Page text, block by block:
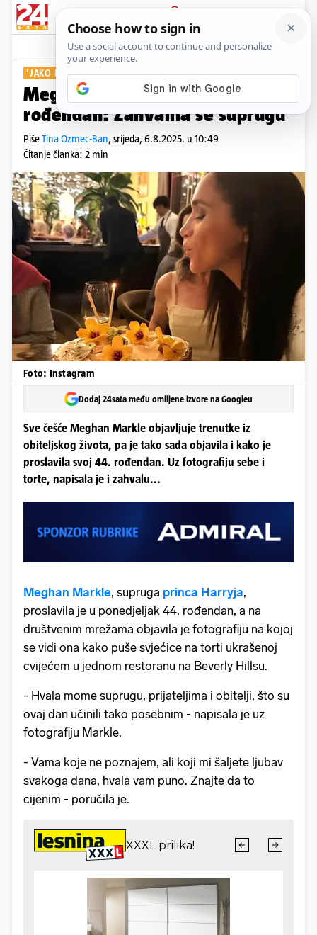
PRIJAVA
Show Komentari
'JAKO POSEBNO'
Meghan Markle proslavila 44.
rođendan: Zahvalila se suprugu
PišeTina Ozmec-Ban, srijeda, 6.8.2025. u 10:49
Čitanje članka: 2 min
Foto: Instagram
Dodaj 24sata među omiljene izvore na Googleu
Sve češće Meghan Markle objavljuje trenutke iz
obiteljskog života, pa je tako sada objavila i kako je
proslavila svoj 44. rođendan. Uz fotografiju sebe i
torte, napisala je i zahvalu...
Meghan Markle, supruga princa Harryja,
proslavila je u ponedjeljak 44. rođendan, a na
društvenim mrežama objavila je fotografiju na kojoj
se vidi ona kako puše svjećice na torti ukrašenoj
cvijećem u jednom restoranu na Beverly Hillsu.
- Hvala mome suprugu, prijateljima i obitelji, što su
ovaj dan učinili tako posebnim - napisala je uz
fotografiju Markle.
- Vama koje ne poznajem, ali koji mi šaljete ljubav
svakoga dana, hvala vam puno. Znajte da to
cijenim - poručila je.